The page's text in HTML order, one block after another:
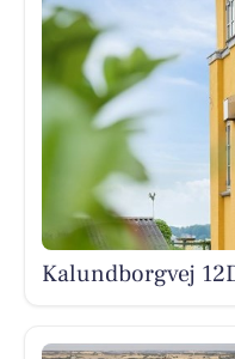
Kalundborgvej